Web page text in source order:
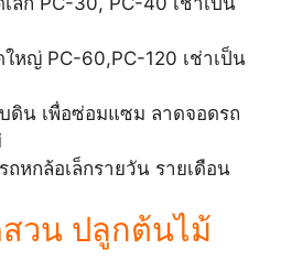
หญ่ PC-60,PC-120 เช่าเป็น
ดิน เพื่อซ่อมแซม ลาดจอดรถ
ถหกล้อเล็กรายวัน รายเดือน
วน ปลูกต้นไม้